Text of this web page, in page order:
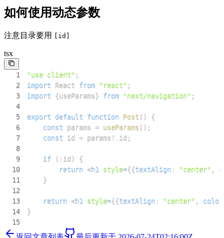
如何使用动态参数
注意目录要用 [id]
tsx
1 "use client" ;
2
import React from "react" ;
3
import {useParams} from "next/navigation" ;
4
5
export default function Post ( )
{
6
const params = useParams ( ) ;
7
const id = params?. id ;
8
9
if ( ! id )
{
10
return <h1 style={{textAlign: "center" ,
11
}
12
13
return <h1 style={{textAlign: "center" , color
14
}
15